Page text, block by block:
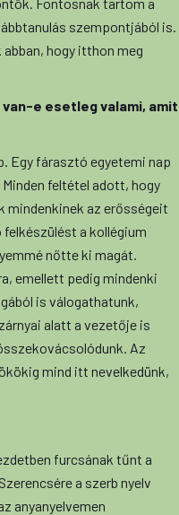
szempontjából is.
hogy itthon meg
van-e esetleg valami, amit
Egy fárasztó egyetemi nap
feltétel adott, hogy
mindenkinek az erősségeit
a kollégium
nőtte ki magát.
emellett pedig mindenki
is válogathatunk,
alatt a vezetője is
Az
mind itt nevelkedünk,
furcsának tűnt a
a szerb nyelv
anyanyelvemen